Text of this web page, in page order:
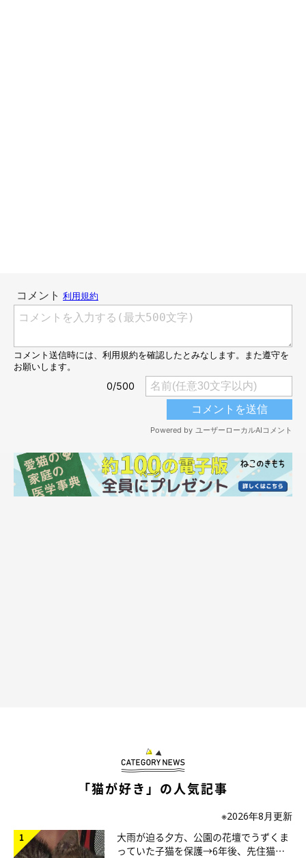
右）
@iES0XJTMxftIusG
しいちゃんを含めて5匹の愛猫たちと暮らしている飼い主さん。
しいちゃんをお迎えした経緯について、このように話します。
飼い主さん：
「きっかけは4番目のみいが1匹だけ若かったからか孤立していて
可哀想で、年が近いコがほしいって思ってたとこに『黒猫保護し
「猫が好き」の人気記事
※2026年8月更新
大雨が迫る夕方、公園の花壇でうずくま
っていた子猫を保護→6年後、先住猫